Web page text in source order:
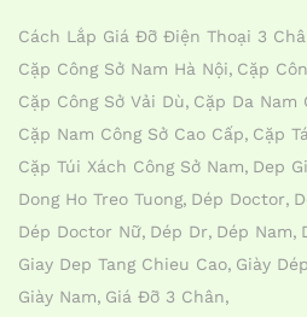
Cách Lắp Giá Đỡ Điện Thoại 3
Cặp Công Sở Nam Hà Nội Cặp
Cặp Công Sở Vải Dù Cặp Da Nam
Cặp Nam Công Sở Cao Cấp Cặp
Cặp Túi Xách Công Sở Nam Dep
Dong Ho Treo Tuong Dép Doctor
Dép Doctor Nữ Dép Dr Dép Nam
Giay Dep Tang Chieu Cao Giày
Giày Nam Giá Đỡ 3 Chân